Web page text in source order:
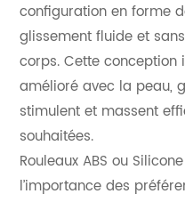
configuration en forme
glissement fluide et
corps. Cette
amélioré avec la peau,
stimulent et massent
souhaitées.
Rouleaux ABS ou
l’importance des